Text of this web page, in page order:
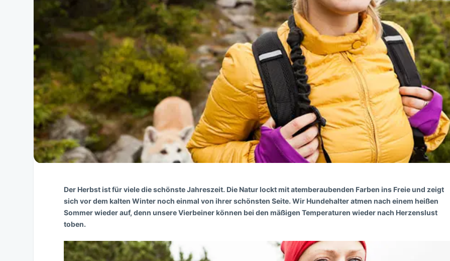
Der Herbst ist für viele die schönste Jahreszeit. Die Natur lockt mit atemberaubenden Farben ins Freie und zeigt
sich vor dem kalten Winter noch einmal von ihrer schönsten Seite. Wir Hundehalter atmen nach einem heißen
Sommer wieder auf, denn unsere Vierbeiner können bei den mäßigen Temperaturen wieder nach Herzenslust
toben.